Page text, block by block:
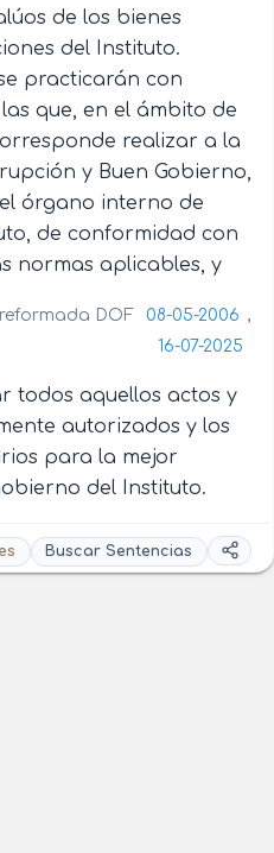
de los bienes
del Instituto.
practicarán con
que, en el ámbito de
realizar a la
y Buen Gobierno,
órgano interno de
de conformidad con
normas aplicables, y
DOF 08-05-2006 ,
16-07-2025
todos aquellos actos y
autorizados y los
para la mejor
del Instituto.
Buscar Sentencias